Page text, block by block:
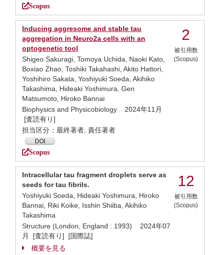
Scopus
Inducing aggresome and stable tau
aggregation in Neuro2a cells with an
optogenetic tool
Shigeo Sakuragi, Tomoya Uchida, Naoki Kato,
Boxiao Zhao, Toshiki Takahashi, Akito Hattori,
Yoshihiro Sakata, Yoshiyuki Soeda, Akihiko
Takashima, Hideaki Yoshimura, Gen
Matsumoto, Hiroko Bannai
Biophysics and Physicobiology 2024年11月
[査読有り]
担当区分：最終著者, 責任著者
DOI
Scopus
2
被引用数
(Scopus)
Intracellular tau fragment droplets serve as
seeds for tau fibrils.
Yoshiyuki Soeda, Hideaki Yoshimura, Hiroko
Bannai, Riki Koike, Isshin Shiiba, Akihiko
Takashima
Structure (London, England : 1993) 2024年07
月 [査読有り] [国際誌]
概要を見る
12
被引用数
(Scopus)